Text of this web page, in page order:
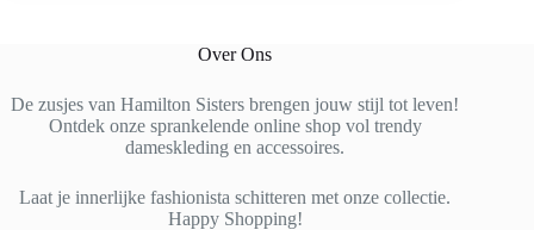
Over Ons
De zusjes van Hamilton Sisters brengen jouw stijl tot leven!
Ontdek onze sprankelende online shop vol trendy
dameskleding en accessoires.
Laat je innerlijke fashionista schitteren met onze collectie.
Happy Shopping!